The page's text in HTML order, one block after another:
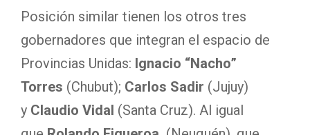
Posición similar tienen los otros tres
gobernadores que integran el espacio de
Provincias Unidas: Ignacio “Nacho”
Torres (Chubut); Carlos Sadir (Jujuy)
y Claudio Vidal (Santa Cruz). Al igual